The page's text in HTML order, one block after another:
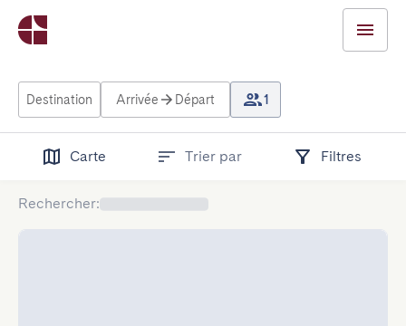
Destination Arrivée Départ 1
Carte Trier par Filtres
Rechercher: